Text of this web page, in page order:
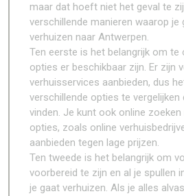
maar dat hoeft niet het geval te
verschillende manieren waarop je
verhuizen naar Antwerpen.
Ten eerste is het belangrijk om te
opties er beschikbaar zijn. Er zijn
verhuisservices aanbieden, dus
verschillende opties te vergelijken
vinden. Je kunt ook online
opties, zoals online
aanbieden tegen lage prijzen.
Ten tweede is het belangrijk om
voorbereid te zijn en al je spullen
je gaat verhuizen. Als je alles